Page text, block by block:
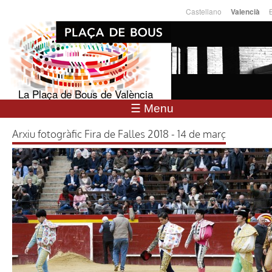
contingut
Llengües
Castellano Valencià
La Plaça de Bous de València
☰ Menu
Arxiu fotogràfic Fira de Falles 2018 - 14 de març